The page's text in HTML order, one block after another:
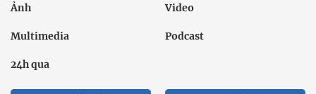
Ảnh Video
Multimedia Podcast
24h qua